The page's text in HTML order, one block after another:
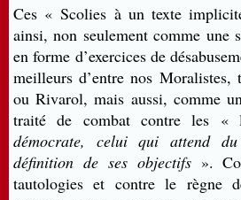
Ces « Scolies à un texte
ainsi, non seulement comme une
en forme d’exercices de
meilleurs d’entre nos Moralistes,
ou Rivarol, mais aussi, comme
traité de combat contre les «
démocrate, celui qui attend
définition de ses objectifs ».
tautologies et contre le règne